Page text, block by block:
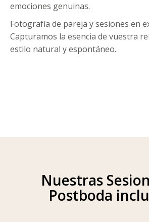
emociones genuinas.
Fotografía de pareja y sesiones en
Capturamos la esencia de vuestra
estilo natural y espontáneo.
Nuestras
Postboda